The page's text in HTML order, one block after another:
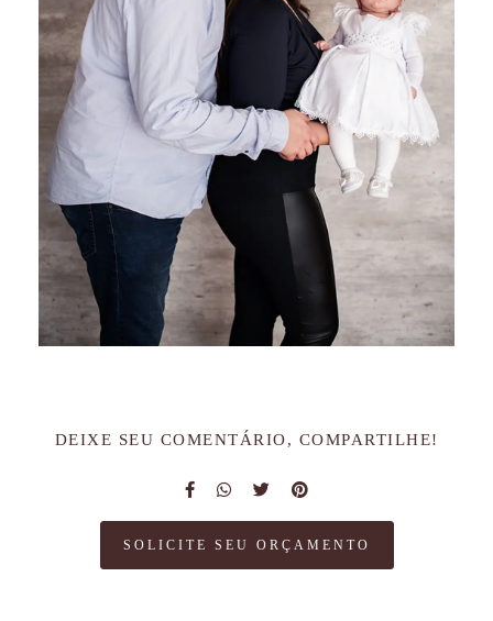
DEIXE SEU COMENTÁRIO, COMPARTILHE!
SOLICITE SEU ORÇAMENTO